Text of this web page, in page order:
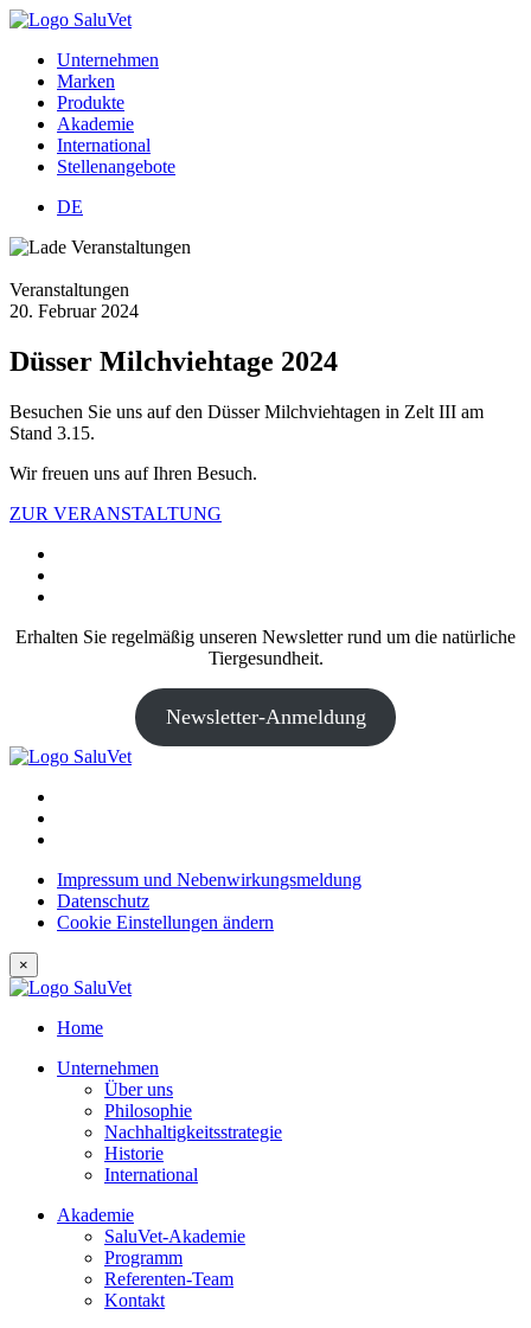
Unternehmen
Marken
Produkte
Akademie
International
Stellenangebote
DE
Veranstaltungen
20. Februar 2024
Düsser Milchviehtage 2024
Besuchen Sie uns auf den Düsser Milchviehtagen in Zelt III am
Stand 3.15.
Wir freuen uns auf Ihren Besuch.
ZUR VERANSTALTUNG
Erhalten Sie regelmäßig unseren Newsletter rund um die natürliche
Tiergesundheit.
Newsletter-Anmeldung
Impressum und Nebenwirkungsmeldung
Datenschutz
Cookie Einstellungen ändern
×
Home
Unternehmen
Über uns
Philosophie
Nachhaltigkeitsstrategie
Historie
International
Akademie
SaluVet-Akademie
Programm
Referenten-Team
Kontakt